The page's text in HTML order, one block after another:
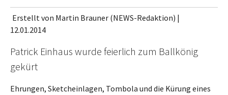
Erstellt von Martin Brauner (NEWS-Redaktion) |
12.01.2014
Patrick Einhaus wurde feierlich zum Ballkönig
gekürt
Ehrungen, Sketcheinlagen, Tombola und die Kürung eines